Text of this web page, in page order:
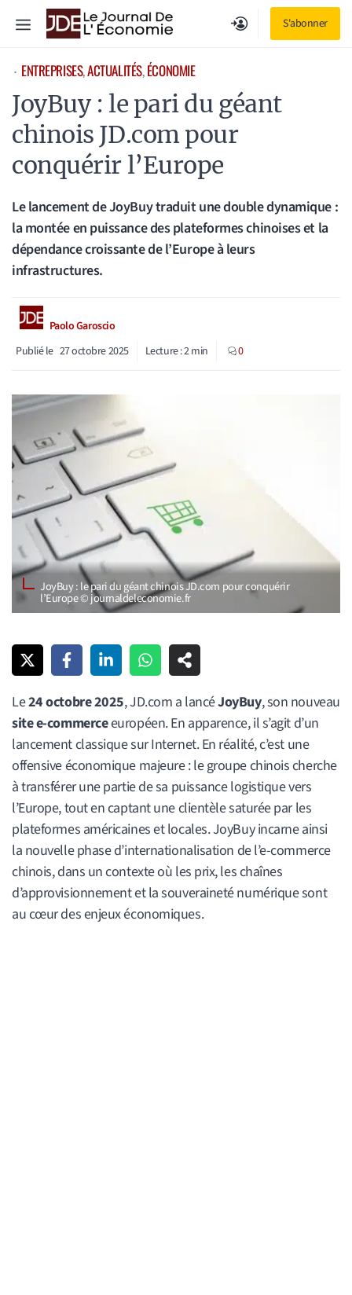
S'abonner
Menu
⋅ ENTREPRISES, ACTUALITÉS, ÉCONOMIE
JoyBuy : le pari du géant
chinois JD.com pour
conquérir l’Europe
Le lancement de JoyBuy traduit une double dynamique :
la montée en puissance des plateformes chinoises et la
dépendance croissante de l’Europe à leurs
infrastructures.
Paolo Garoscio
Publié le 27 octobre 2025 Lecture :2min 0
JoyBuy : le pari du géant chinois JD.com pour conquérir
l’Europe © journaldeleconomie.fr
Le24 octobre 2025, JD.com a lancéJoyBuy, son nouveau
site e-commerceeuropéen. En apparence, il s’agit d’un
lancement classique sur Internet. En réalité, c’est une
offensive économique majeure : le groupe chinois cherche
à transférer une partie de sa puissance logistique vers
l’Europe, tout en captant une clientèle saturée par les
plateformes américaines et locales. JoyBuy incarne ainsi
la nouvelle phase d’internationalisation de l’e-commerce
chinois, dans un contexte où les prix, les chaînes
d’approvisionnement et la souveraineté numérique sont
au cœur des enjeux économiques.